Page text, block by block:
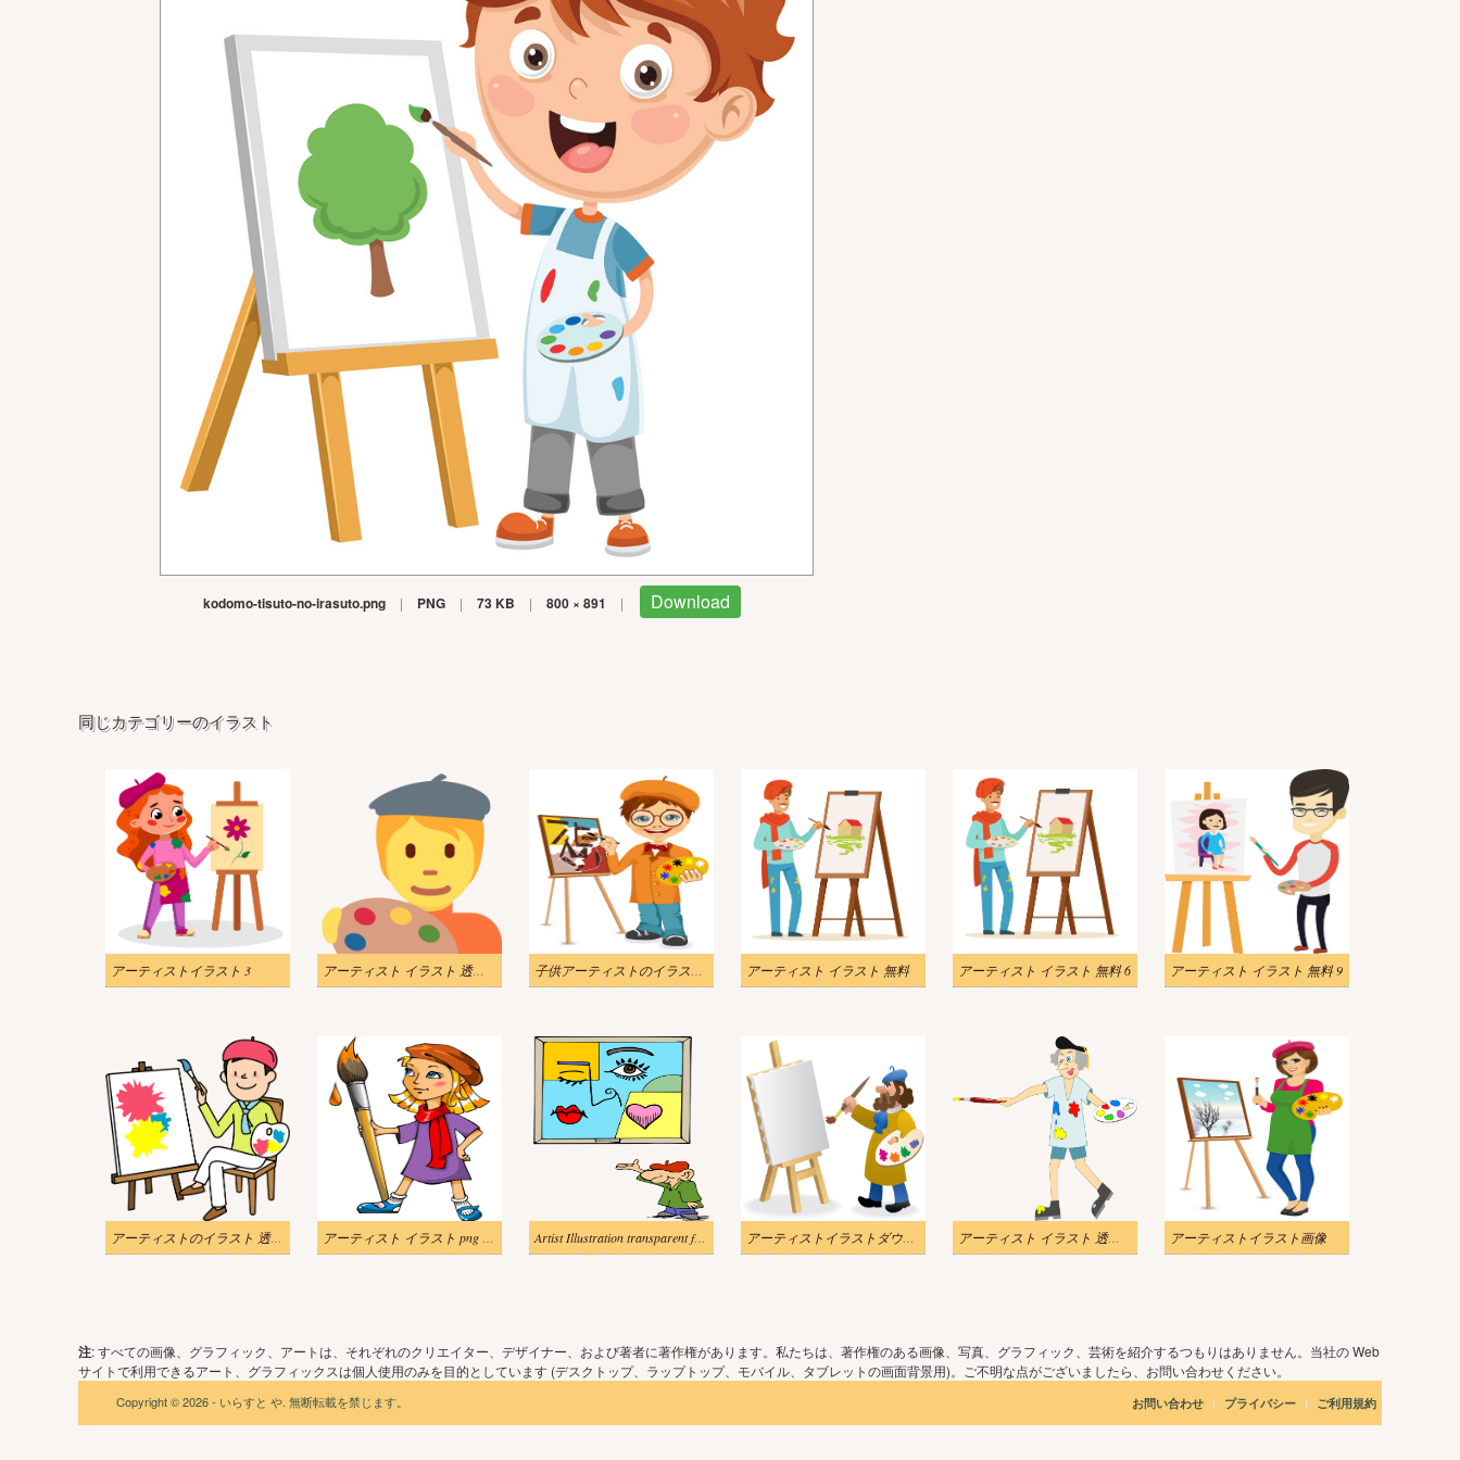
kodomo-tisuto-no-irasuto.png | PNG | 73 KB | 800 × 891 | Download
同じカテゴリーのイラスト
アーティストイラスト 3 アーティスト イラスト 透明画像 2 子供アーティストのイラスト png アーティスト イラスト 無料 アーティスト イラスト 無料 6 アーティスト イラスト 無料 9
アーティストのイラスト 透明 5 アーティスト イラスト png イメージ 2 Artist Illustration transparent for kid アーティストイラストダウンロード アーティスト イラスト 透明画像 アーティストイラスト画像
注: すべての画像、グラフィック、アートは、それぞれのクリエイター、デザイナー、および著者に著作権があります。私たちは、著作権のある画像、写真、グラフィック、芸術を紹介するつもりはありません。当社の Web
サイトで利用できるアート、グラフィックスは個人使用のみを目的としています (デスクトップ、ラップトップ、モバイル、タブレットの画面背景用)。ご不明な点がございましたら、お問い合わせください。
Copyright © 2026 - いらすと や. 無断転載を禁じます。 お問い合わせ | プライバシー | ご利用規約